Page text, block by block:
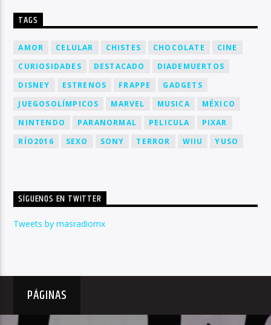
TAGS
AMOR CELULAR CHISTES CHOCOLATE
CINE
CURIOSIDADES
DESTACADO
DIADEMUERTOS
DISNEY
ESTRENOS FRAPPE
GADGETS
JUEGOSOLÍMPICOS
MARVEL MUSICA
MÉXICO
NINTENDO
PARANORMAL PELICULA
PIXAR
RÍO2016
SEXO SONY TERROR WIIU YUSO
SÍGUENOS EN TWITTER
Tweets by masradiomx
PÁGINAS